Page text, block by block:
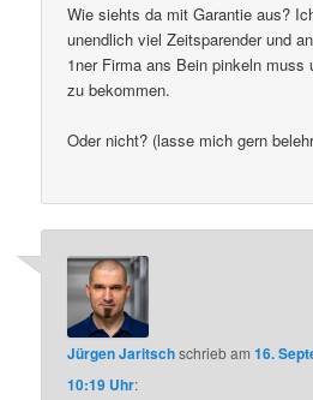
Wie siehts da mit Garantie aus?
unendlich viel Zeitsparender und
1ner Firma ans Bein pinkeln muss
zu bekommen.
Oder nicht? (lasse mich gern
Jürgen Jaritschschriebam16.
10:19 Uhr: